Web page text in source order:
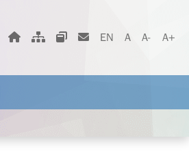
回首頁網站地圖相關網站聯絡我們
EN 字體大小選擇
A A- A+